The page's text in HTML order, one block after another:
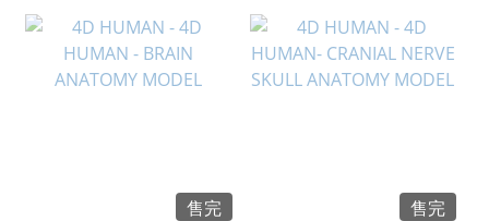
售完
售完